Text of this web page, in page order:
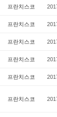
프란치스코
프란치스코
프란치스코
프란치스코
프란치스코
프란치스코